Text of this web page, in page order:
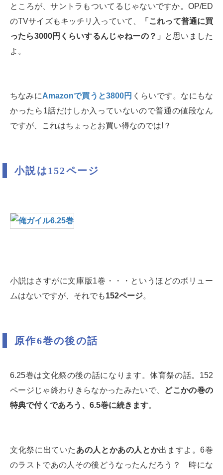
ところが、サントラもついてるじゃないですか。OP/ED
のTVサイズもキッチリ入っていて、
「これって普通に買
ったら3000円くらいするんじゃねーの？」
と思いました
よ。
ちなみにAmazonで買うと3800円 くらいです。なにもな
かったら1話だけしか入っていないので普通の値段なん
ですが、これはちょっとお買い得なのでは!？
小説は152ページ
小説はさすがに文庫版1巻・・・というほどのボリュー
ムはないですが、それでも152ページ。
原作6巻の後の話
6.25巻は文化祭の後の話になります。体育祭の話。152
ページじゃ終わりきらなかったみたいで、 どこかの巻の
特典で付くであろう、6.5巻に続きます。
文化祭に出ていた あの人とかあの人とか出ますよ。6巻
のラストであの人その後どうなったんだろう？ 時にな